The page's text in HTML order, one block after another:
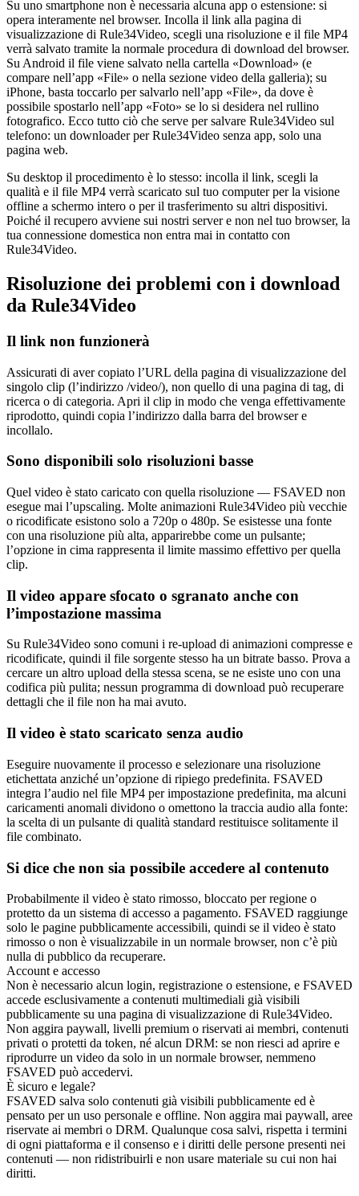
Su uno smartphone non è necessaria alcuna app o estensione: si
opera interamente nel browser. Incolla il link alla pagina di
visualizzazione di Rule34Video, scegli una risoluzione e il file MP4
verrà salvato tramite la normale procedura di download del browser.
Su Android il file viene salvato nella cartella «Download» (e
compare nell’app «File» o nella sezione video della galleria); su
iPhone, basta toccarlo per salvarlo nell’app «File», da dove è
possibile spostarlo nell’app «Foto» se lo si desidera nel rullino
fotografico. Ecco tutto ciò che serve per salvare Rule34Video sul
telefono: un downloader per Rule34Video senza app, solo una
pagina web.
Su desktop il procedimento è lo stesso: incolla il link, scegli la
qualità e il file MP4 verrà scaricato sul tuo computer per la visione
offline a schermo intero o per il trasferimento su altri dispositivi.
Poiché il recupero avviene sui nostri server e non nel tuo browser, la
tua connessione domestica non entra mai in contatto con
Rule34Video.
Risoluzione dei problemi con i download
da Rule34Video
Il link non funzionerà
Assicurati di aver copiato l’URL della pagina di visualizzazione del
singolo clip (l’indirizzo /video/), non quello di una pagina di tag, di
ricerca o di categoria. Apri il clip in modo che venga effettivamente
riprodotto, quindi copia l’indirizzo dalla barra del browser e
incollalo.
Sono disponibili solo risoluzioni basse
Quel video è stato caricato con quella risoluzione — FSAVED non
esegue mai l’upscaling. Molte animazioni Rule34Video più vecchie
o ricodificate esistono solo a 720p o 480p. Se esistesse una fonte
con una risoluzione più alta, apparirebbe come un pulsante;
l’opzione in cima rappresenta il limite massimo effettivo per quella
clip.
Il video appare sfocato o sgranato anche con
l’impostazione massima
Su Rule34Video sono comuni i re-upload di animazioni compresse e
ricodificate, quindi il file sorgente stesso ha un bitrate basso. Prova a
cercare un altro upload della stessa scena, se ne esiste uno con una
codifica più pulita; nessun programma di download può recuperare
dettagli che il file non ha mai avuto.
Il video è stato scaricato senza audio
Eseguire nuovamente il processo e selezionare una risoluzione
etichettata anziché un’opzione di ripiego predefinita. FSAVED
integra l’audio nel file MP4 per impostazione predefinita, ma alcuni
caricamenti anomali dividono o omettono la traccia audio alla fonte:
la scelta di un pulsante di qualità standard restituisce solitamente il
file combinato.
Si dice che non sia possibile accedere al contenuto
Probabilmente il video è stato rimosso, bloccato per regione o
protetto da un sistema di accesso a pagamento. FSAVED raggiunge
solo le pagine pubblicamente accessibili, quindi se il video è stato
rimosso o non è visualizzabile in un normale browser, non c’è più
nulla di pubblico da recuperare.
Account e accesso
Non è necessario alcun login, registrazione o estensione, e FSAVED
accede esclusivamente a contenuti multimediali già visibili
pubblicamente su una pagina di visualizzazione di Rule34Video.
Non aggira paywall, livelli premium o riservati ai membri, contenuti
privati o protetti da token, né alcun DRM: se non riesci ad aprire e
riprodurre un video da solo in un normale browser, nemmeno
FSAVED può accedervi.
È sicuro e legale?
FSAVED salva solo contenuti già visibili pubblicamente ed è
pensato per un uso personale e offline. Non aggira mai paywall, aree
riservate ai membri o DRM. Qualunque cosa salvi, rispetta i termini
di ogni piattaforma e il consenso e i diritti delle persone presenti nei
contenuti — non ridistribuirli e non usare materiale su cui non hai
diritti.